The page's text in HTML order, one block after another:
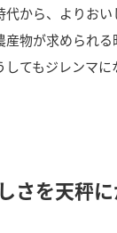
代から、よりお
産物が求められる
してもジレンマに
さを天秤